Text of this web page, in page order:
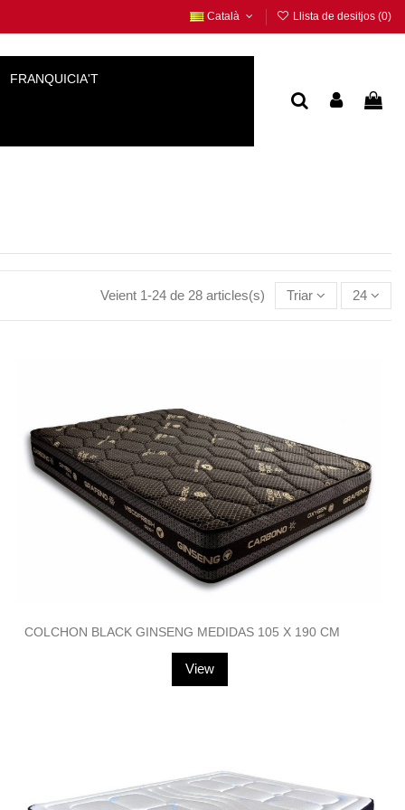
Català Llista de desitjos (0)
FRANQUICIA'T
Veient 1-24 de 28 articles(s) Triar 24
COLCHON BLACK GINSENG MEDIDAS 105 X 190 CM
View